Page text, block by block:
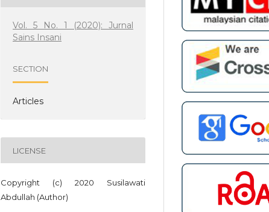
Vol. 5 No. 1 (2020): Jurnal
Sains Insani
SECTION
Articles
LICENSE
Copyright (c) 2020 Susilawati
Abdullah (Author)